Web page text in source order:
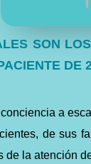
SON
DE
conciencia a
de sus
de la atención